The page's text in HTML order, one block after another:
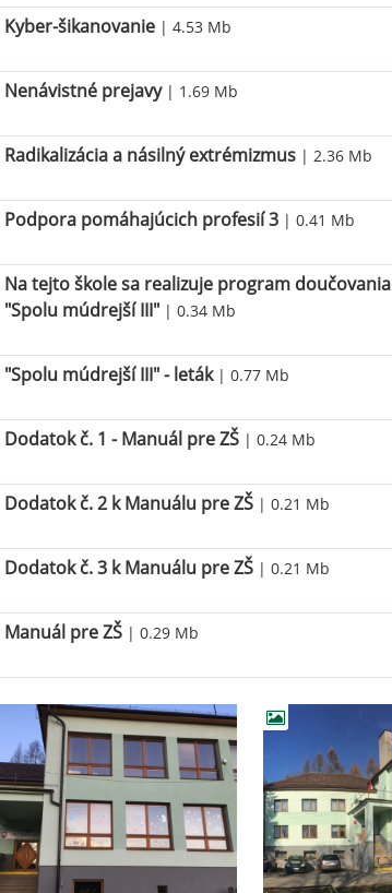
Kyber-šikanovanie | 4.53 Mb
Nenávistné prejavy| 1.69 Mb
Radikalizácia a násilný extrémizmus | 2.36 Mb
Podpora pomáhajúcich profesií 3 | 0.41 Mb
Na tejto škole sa realizuje program doučovania
"Spolu múdrejší III" | 0.34 Mb
"Spolu múdrejší III" - leták | 0.77 Mb
Dodatok č. 1 - Manuál pre ZŠ | 0.24 Mb
Dodatok č. 2 k Manuálu pre ZŠ | 0.21 Mb
Dodatok č. 3 k Manuálu pre ZŠ | 0.21 Mb
Manuál pre ZŠ | 0.29 Mb